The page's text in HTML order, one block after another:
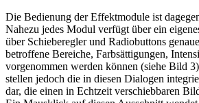
Die Bedienung der Effektmodule ist
Nahezu jedes Modul verfügt über ein
über Schieberegler und Radiobuttons
betroffene Bereiche, Farbsättigungen,
vorgenommen werden können (siehe Bild
stellen jedoch die in diesen Dialogen
dar, die einen in Echtzeit verschiebbaren